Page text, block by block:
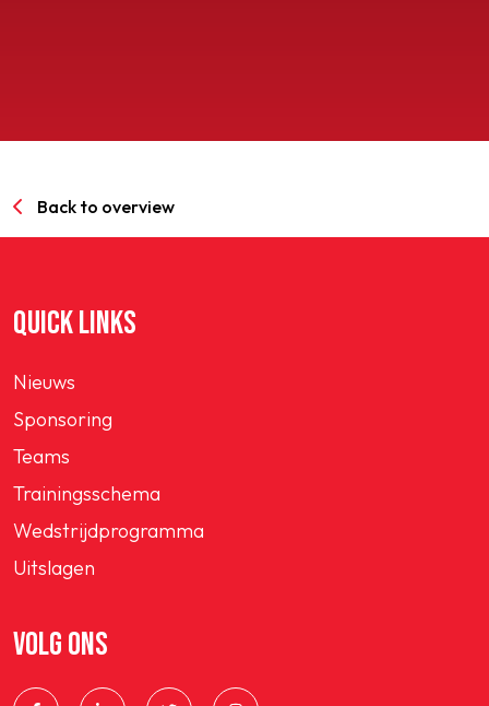
Back to overview
QUICK LINKS
Nieuws
Sponsoring
Teams
Trainingsschema
Wedstrijdprogramma
Uitslagen
VOLG ONS